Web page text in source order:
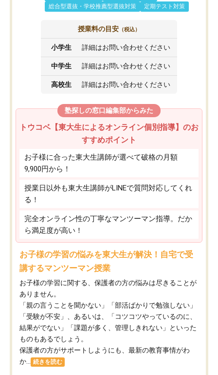
総合型選抜・学校推薦型選抜対策
定期テスト対策
授業料の目安 （税込）
小学生 詳細はお問い合わせください
中学生 詳細はお問い合わせください
高校生 詳細はお問い合わせください
塾探しの窓口編集部からみた
トウコベ【東大生によるオンライン個別指導】のお
すすめポイント
お子様に合った東大生講師が選べて破格の月額
9,900円から！
授業日以外も東大生講師がLINEで質問対応してくれ
る！
完全オンライン性の丁寧なマンツーマン指導。だか
ら満足度が高い！
お子様の学習の悩みを東大生が解決！自宅で受
講するマンツーマン授業
お子様の学習に関する、保護者の方の悩みは尽きることが
ありません。
「親の言うことを聞かない」「部活ばかりで勉強しない」
「受験が不安」、あるいは、「コツコツやっているのに、
結果がでない」「課題が多く、管理しきれない」といった
ものもあるでしょう。
保護者の方がサポートしようにも、最新の教育事情がわ
か...
続きを読む